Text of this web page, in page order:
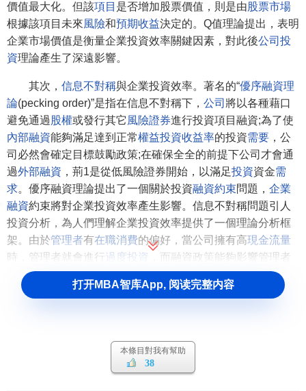
價值最大化。但該項目 是否增加股票價值，則是由股票市場
根據該項目未來風險和預期收益決定的。Q值理論提出，表明
企業市場價值是衡量企業投資效率關鍵因素，對此後公司投
資理論產生了深遠影響。
其次， 信息不對稱與企業投資效率。著名的“優序融資理
論(pecking order)”是指在信息不對稱下， 公司 將以各種藉口
避免通過 股權或發行其它 風險證券進行投資項目融資;為了使
內部融資能夠滿足達到正常權益投資收益率的投資需要 ，公
司必然會確定目標鼓勵政策;在確保全全的前提下公司才會通
過外部融資 ，荊1是從低風險證券開始，以滿足投資資金需
求。優序融資理論提出了一個關於投資融資約束問題， 企業
融資約束將對企業投資效率產生影響。信息不對稱問題引人
投資分析，為人們理解企業投資效率提供了一個理論分析框
架。由於管理者有在職消費的偏好，當公司擁有高現金流量
時，管理者就會進行 過度投資
，而融資政策能夠影響管理者
對公司資源的控制，從而減少了公司投資不足或過度投資的
成本。
不同，股東主要是為剩餘利益索取，即現金
私人收益除了現金流外，還包括在職消費等。
打开MBA智库App, 阅读完整内容
本條目對我有幫助
38